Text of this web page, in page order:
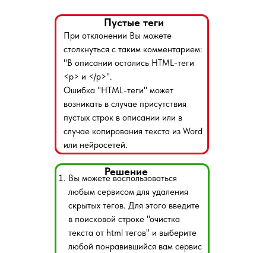
Пустые теги
При отклонении Вы можете
столкнуться с таким комментарием:
"В описании остались HTML-теги
<p> и </p>".
Ошибка "HTML-теги" может
возникать в случае присутствия
пустых строк в описании или в
случае копирования текста из Word
или нейросетей.
Вы можете воспользоваться
любым сервисом для удаления
скрытых тегов. Для этого введите
в поисковой строке "очистка
текста от html тегов" и выберите
любой понравившийся вам сервис
Решение